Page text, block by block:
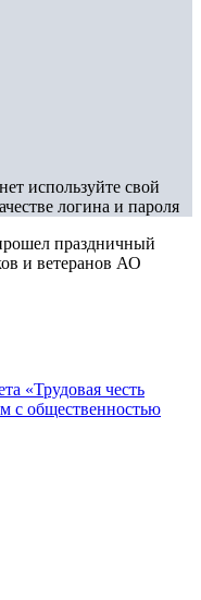
используйте свой
логина и пароля
праздничный
и ветеранов АО
«Трудовая честь
с общественностью